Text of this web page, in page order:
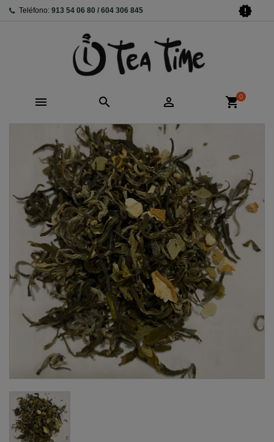
Teléfono: 913 54 06 80 / 604 306 845 new_releases
   shopping_cart0